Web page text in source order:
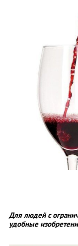
Для людей с
удобные